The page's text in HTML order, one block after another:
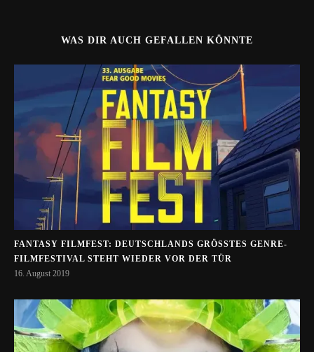
WAS DIR AUCH GEFALLEN KÖNNTE
FANTASY FILMFEST: DEUTSCHLANDS GRÖSSTES GENRE-F
ILMFESTIVAL STEHT WIEDER VOR DER TÜR
16. August 2019